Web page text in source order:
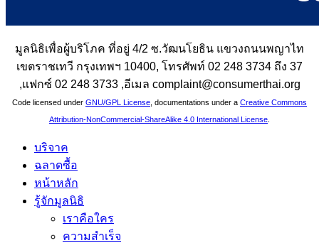
มูลนิธิเพื่อผู้บริโภค ที่อยู่ 4/2 ซ.วัฒนโยธิน แขวงถนนพญาไท
เขตราชเทวี กรุงเทพฯ 10400, โทรศัพท์ 02 248 3734 ถึง 37
,แฟกซ์ 02 248 3733 ,อีเมล complaint@consumerthai.org
Code licensed under GNU/GPL License , documentations under a Creative Commons
Attribution-NonCommercial-ShareAlike 4.0 International License
บริจาค
ฉลาดซื้อ
หน้าหลัก
รู้จักมูลนิธิ
เราคือใคร
ความสำเร็จ